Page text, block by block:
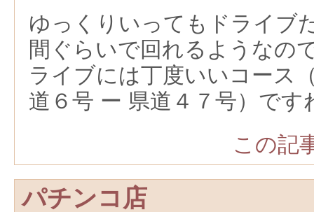
ゆっくりいってもドライブ
間ぐらいで回れるようなの
ライブには丁度いいコース
道６号 ー 県道４７号）です
この記
パチンコ店